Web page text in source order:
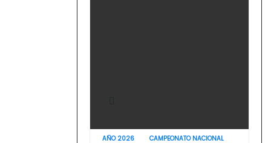
AÑO 2026 CAMPEONATO NACIONAL